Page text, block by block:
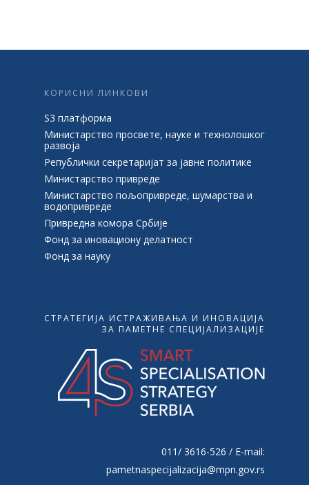
КОРИСНИ ЛИНКОВИ
S3 платформа
Министарство просвете, науке и технолошког
развоја
Републички секретаријат за јавне политике
Министарство привреде
Министарство пољопривреде, шумарства и
водопривреде
Привредна комора Србије
Фонд за иновациону делатност
Фонд за науку
СТРАТЕГИЈА ИСТРАЖИВАЊА И ИНОВАЦИЈА
ЗА ПАМЕТНЕ СПЕЦИЈАЛИЗАЦИЈЕ
011/ 3616-526 / Е-mail:
pametnaspecijalizacija@mpn.gov.rs